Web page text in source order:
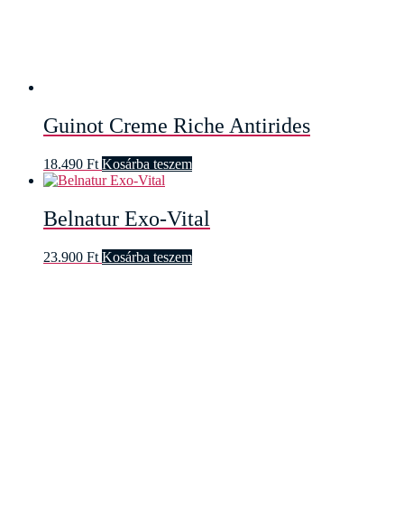
Guinot Creme Riche Antirides
18.490 Ft Kosárba teszem
Belnatur Exo-Vital
23.900 Ft Kosárba teszem